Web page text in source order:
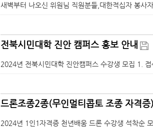
새벽부터 나오신 위원님 직원분들,대한적십자 봉사
전북시민대학 진안 캠퍼스 홍보 안내
2024년 전북시민대학 진안캠퍼스 수강생 모집 1.
드론조종2종(무인멀티콥토 조종 자격증)
2024년 1인1자격증 천년배움 드론 수강생 석착순